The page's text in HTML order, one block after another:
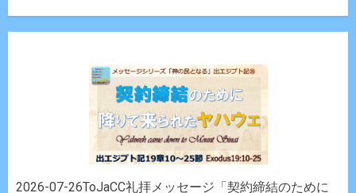
2026-07-26ToJaCC礼拝メッセージ「契約締結のために